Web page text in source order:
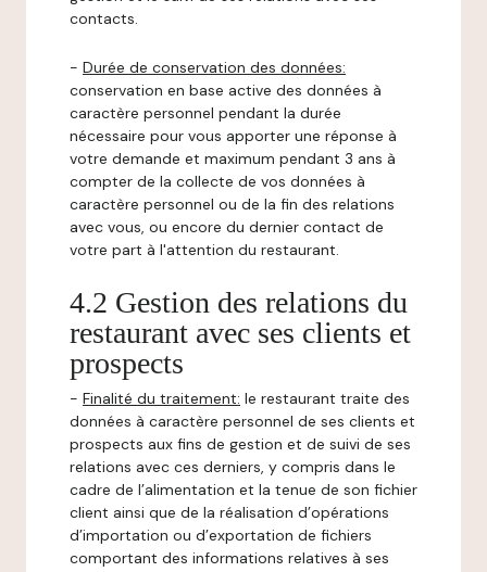
contacts.
- Durée de conservation des données:
conservation en base active des données à
caractère personnel pendant la durée
nécessaire pour vous apporter une réponse à
votre demande et maximum pendant 3 ans à
compter de la collecte de vos données à
caractère personnel ou de la fin des relations
avec vous, ou encore du dernier contact de
votre part à l'attention du restaurant.
4.2 Gestion des relations du
restaurant avec ses clients et
prospects
- Finalité du traitement: le restaurant traite des
données à caractère personnel de ses clients et
prospects aux fins de gestion et de suivi de ses
relations avec ces derniers, y compris dans le
cadre de l’alimentation et la tenue de son fichier
client ainsi que de la réalisation d’opérations
d’importation ou d’exportation de fichiers
comportant des informations relatives à ses